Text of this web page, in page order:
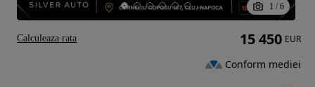
1 / 6
15 450 EUR
Conform mediei
Calculeaza rata